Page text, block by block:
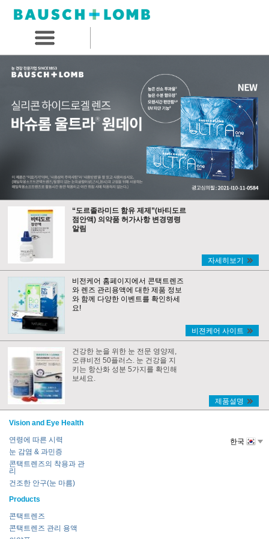
“도르졸라미드 함유 제제”(바티도르
점안액) 의약품 허가사항 변경명령
알림
자세히보기
비전케어 홈페이지에서 콘택트렌즈
와 렌즈 관리용액에 대한 제품 정보
와 함께 다양한 이벤트를 확인하세
요!
비젼케어 사이트
건강한 눈을 위한 눈 전문 영양제,
오큐비전 50플러스. 눈 건강을 지
키는 항산화 성분 5가지를 확인해
보세요.
제품설명
Vision and Eye Health
연령에 따른 시력
눈 감염 & 과민증
콘택트렌즈의 착용과 관
리
건조한 안구(눈 마름)
Products
콘택트렌즈
콘택트렌즈 관리 용액
한국